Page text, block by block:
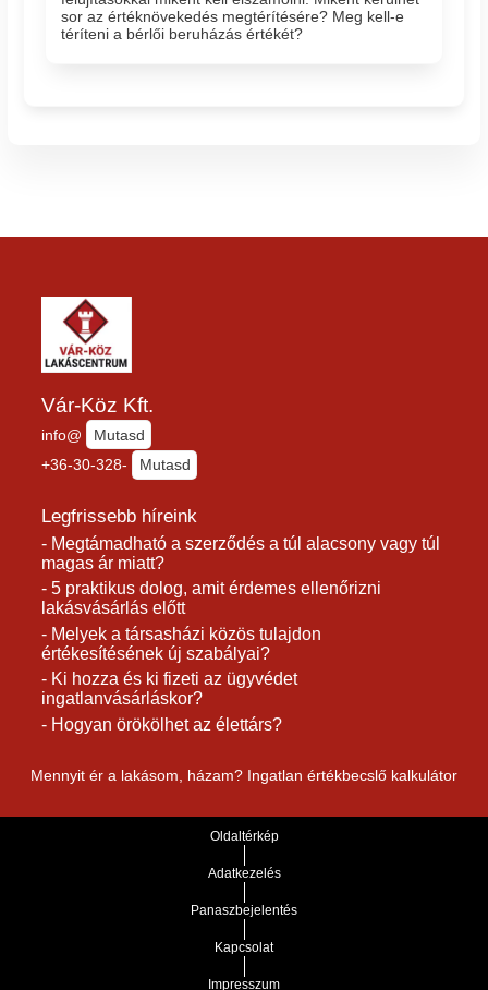
sor az értéknövekedés megtérítésére? Meg kell-e
téríteni a bérlői beruházás értékét?
Vár-Köz Kft.
info@
Mutasd
+36-30-328-
Mutasd
Legfrissebb híreink
- Megtámadható a szerződés a túl alacsony vagy túl
magas ár miatt?
- 5 praktikus dolog, amit érdemes ellenőrizni
lakásvásárlás előtt
- Melyek a társasházi közös tulajdon
értékesítésének új szabályai?
- Ki hozza és ki fizeti az ügyvédet
ingatlanvásárláskor?
- Hogyan örökölhet az élettárs?
Mennyit ér a lakásom, házam? Ingatlan értékbecslő kalkulátor
Oldaltérkép
Adatkezelés
Panaszbejelentés
Kapcsolat
Impresszum